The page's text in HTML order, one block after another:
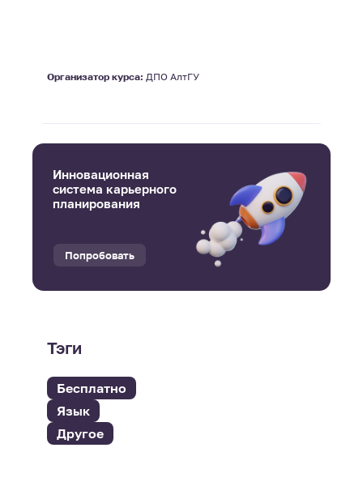
Организатор курса: ДПО АлтГУ
Инновационная
система карьерного
планирования
Попробовать
Тэги
Бесплатно
Язык
Другое